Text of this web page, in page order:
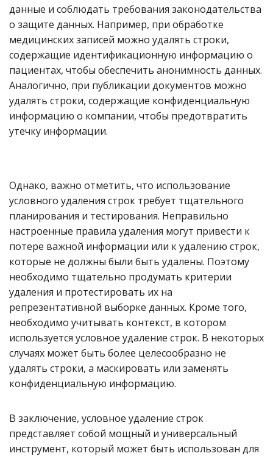
данные и соблюдать требования законодательства
о защите данных. Например, при обработке
медицинских записей можно удалять строки,
содержащие идентификационную информацию о
пациентах, чтобы обеспечить анонимность данных.
Аналогично, при публикации документов можно
удалять строки, содержащие конфиденциальную
информацию о компании, чтобы предотвратить
утечку информации.
Однако, важно отметить, что использование
условного удаления строк требует тщательного
планирования и тестирования. Неправильно
настроенные правила удаления могут привести к
потере важной информации или к удалению строк,
которые не должны были быть удалены. Поэтому
необходимо тщательно продумать критерии
удаления и протестировать их на
репрезентативной выборке данных. Кроме того,
необходимо учитывать контекст, в котором
используется условное удаление строк. В некоторых
случаях может быть более целесообразно не
удалять строки, а маскировать или заменять
конфиденциальную информацию.
В заключение, условное удаление строк
представляет собой мощный и универсальный
инструмент, который может быть использован для